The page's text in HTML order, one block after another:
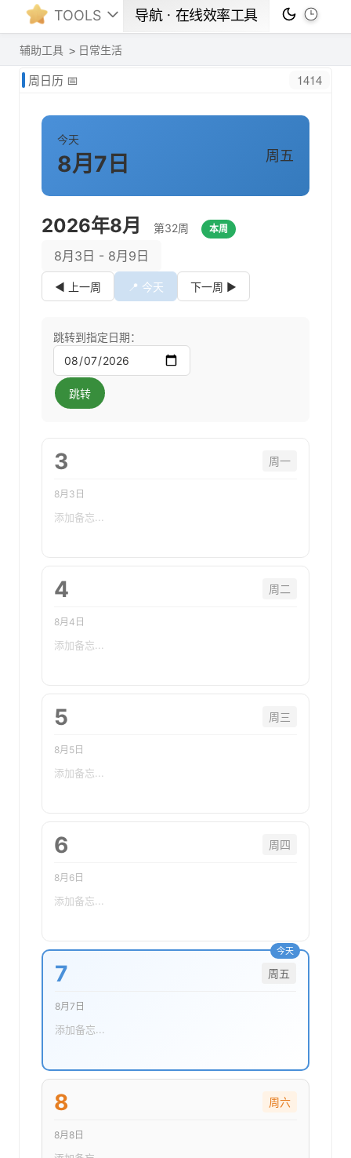
TOOLS 导航ㆍ在线效率工具
辅助工具 日常生活
周日历 📅 1414
今天
8月7日 周五
2026年8月 第32周 本周
8月3日 - 8月9日
◀ 上一周 📍 今天 下一周 ▶
跳转到指定日期：
跳转
3 周一
8月3日
4 周二
8月4日
5 周三
8月5日
6 周四
8月6日
7 周五
8月7日
8 周六
8月8日